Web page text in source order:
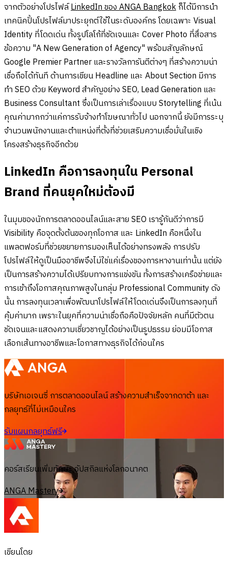
จากตัวอย่างโปรไฟล์LinkedIn ของ ANGA Bangkokก็ได้มีการนำ
เทคนิคปั้นโปรไฟล์มาประยุกต์ใช้ในระดับองค์กร โดยเฉพาะ Visual
Identity ที่โดดเด่น ทั้งรูปโลโก้ที่ชัดเจนและ Cover Photo ที่สื่อสาร
ข้อความ "A New Generation of Agency" พร้อมสัญลักษณ์
Google Premier Partner และรางวัลการันตีต่างๆ ที่สร้างความน่า
เชื่อถือได้ทันที ด้านการเขียน Headline และ About Section มีการ
ทำ SEO ด้วย Keyword สำคัญอย่าง SEO, Lead Generation และ
Business Consultant ซึ่งเป็นการเล่าเรื่องแบบ Storytelling ที่เน้น
คุณค่ามากกว่าแค่การรับจ้างทำโฆษณาทั่วไป นอกจากนี้ ยังมีการระบุ
จำนวนพนักงานและตำแหน่งที่ตั้งที่ช่วยเสริมความเชื่อมั่นในเชิง
โครงสร้างธุรกิจอีกด้วย
LinkedIn คือการลงทุนใน Personal
Brand ที่คนยุคใหม่ต้องมี
ในมุมของนักการตลาดออนไลน์และสาย SEO เรารู้กันดีว่าการมี
Visibility คือจุดตั้งต้นของทุกโอกาส และ LinkedIn คือหนึ่งใน
แพลตฟอร์มที่ช่วยขยายการมองเห็นได้อย่างทรงพลัง การปรับ
โปรไฟล์ให้ดูเป็นมืออาชีพจึงไม่ใช่แค่เรื่องของการหางานเท่านั้น แต่ยัง
เป็นการสร้างความได้เปรียบทางการแข่งขัน ทั้งการสร้างเครือข่ายและ
การเข้าถึงโอกาสคุณภาพสูงในกลุ่ม Professional Community ดัง
นั้น การลงทุนเวลาเพื่อพัฒนาโปรไฟล์ให้โดดเด่นจึงเป็นการลงทุนที่
คุ้มค่ามาก เพราะในยุคที่ความน่าเชื่อถือคือปัจจัยหลัก คนที่มีตัวตน
ชัดเจนและแสดงความเชี่ยวชาญได้อย่างเป็นรูปธรรม ย่อมมีโอกาส
เลือกเส้นทางอาชีพและโอกาสทางธุรกิจได้ก่อนใคร
บริษัทเอเจนซี่ การตลาดออนไลน์ สร้างความสำเร็จจากดาต้า และ
กลยุทธ์ที่ไม่เหมือนใคร
รับแผนกลยุทธ์ฟรี
คอร์สเรียนเพิ่มทักษะ อัปสกิลแห่งโลกอนาคต
ANGA Mastery
เขียนโดย